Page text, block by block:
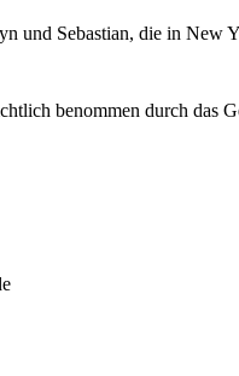
Sebastian, die in New
benommen durch das